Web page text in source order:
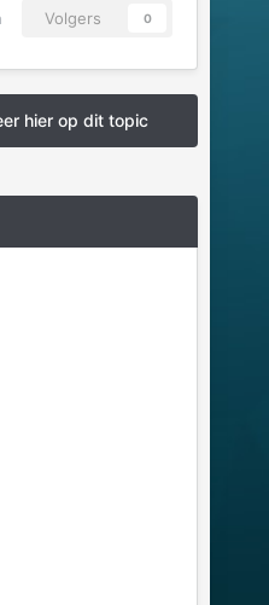
Volgers 0
hier op dit topic